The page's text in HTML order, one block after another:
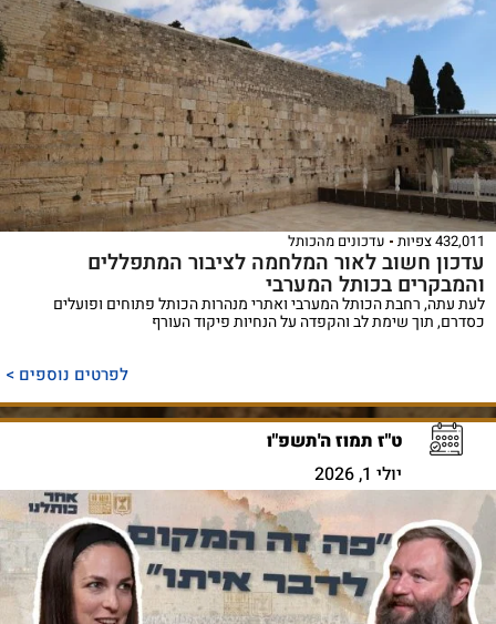
432,011 צפיות עדכונים מהכותל
עדכון חשוב לאור המלחמה לציבור המתפללים
והמבקרים בכותל המערבי
לעת עתה, רחבת הכותל המערבי ואתרי מנהרות הכותל פתוחים ופועלים
כסדרם, תוך שימת לב והקפדה על הנחיות פיקוד העורף
לפרטים נוספים >
ט"ז תמוז ה'תשפ"ו
יולי 1, 2026